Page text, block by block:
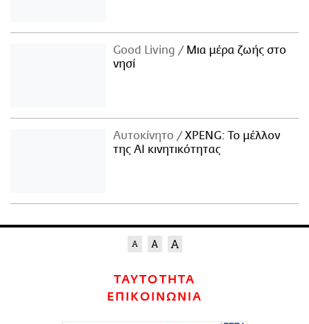
Good Living
Μια μέρα ζωής στο
νησί
Αυτοκίνητο
XPENG: Το μέλλον
της AI κινητικότητας
ΤΑΥΤΟΤΗΤΑ
ΕΠΙΚΟΙΝΩΝΙΑ